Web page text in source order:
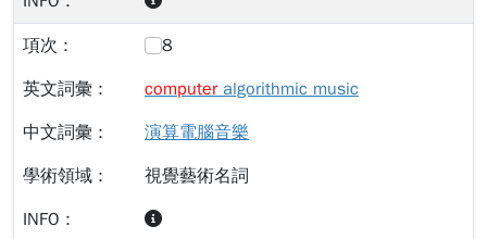
8
computeralgorithmic music
演算電腦音樂
視覺藝術名詞